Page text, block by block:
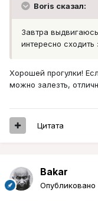
Boris сказал:
Завтра
интересно
Хорошей прогулки!
можно залезть,
Цитата
Bakar
Опубликовано